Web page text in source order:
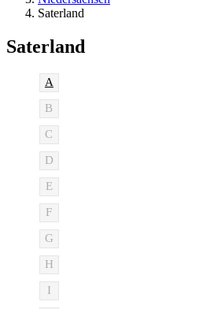
Saterland
Saterland
A
B
C
D
E
F
G
H
I